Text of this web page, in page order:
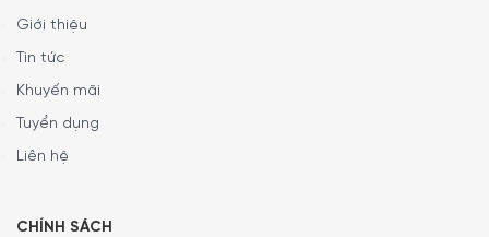
Có thể mang đi dã ngoại
Lưỡi dao bằng thép không gỉ, tay cầm dễ cầm nắm
Giới thiệu
Tin tức
Khuyến mãi
Tuyển dụng
Liên hệ
CHÍNH SÁCH